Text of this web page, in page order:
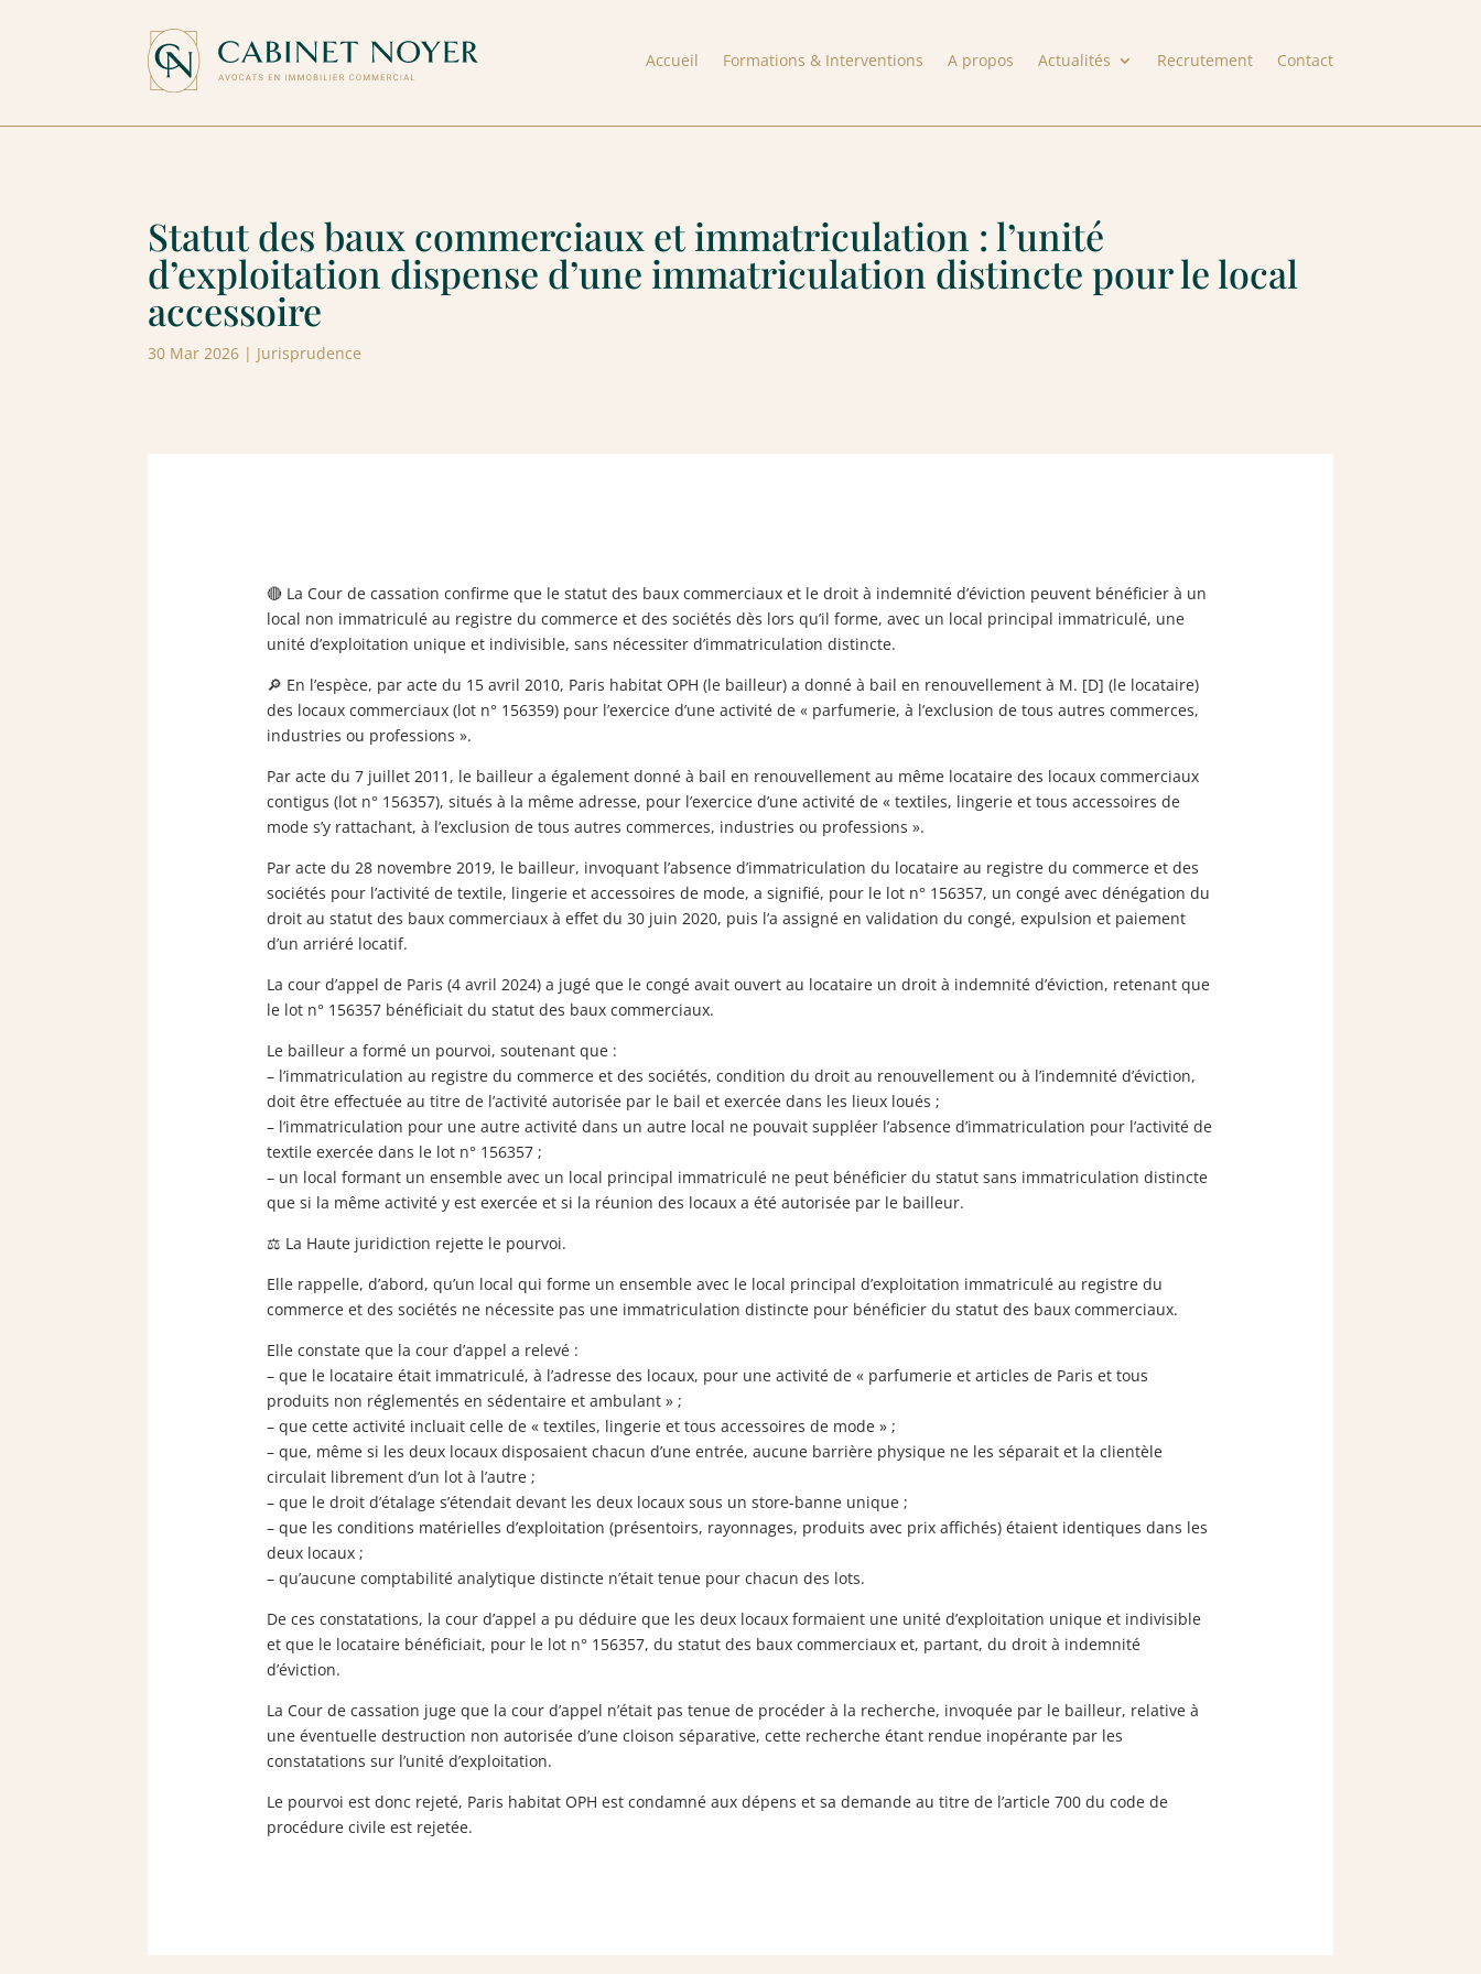
Accueil Formations & Interventions A propos Actualités Recrutement Contact
Statut des baux commerciaux et immatriculation : l’unité
d’exploitation dispense d’une immatriculation distincte pour le local
accessoire
30 Mar 2026 | Jurisprudence
🔴 La Cour de cassation confirme que le statut des baux commerciaux et le droit à indemnité d’éviction peuvent bénéficier à un
local non immatriculé au registre du commerce et des sociétés dès lors qu’il forme, avec un local principal immatriculé, une
unité d’exploitation unique et indivisible, sans nécessiter d’immatriculation distincte.
🔎 En l’espèce, par acte du 15 avril 2010, Paris habitat OPH (le bailleur) a donné à bail en renouvellement à M. [D] (le locataire)
des locaux commerciaux (lot n° 156359) pour l’exercice d’une activité de « parfumerie, à l’exclusion de tous autres commerces,
industries ou professions ».
Par acte du 7 juillet 2011, le bailleur a également donné à bail en renouvellement au même locataire des locaux commerciaux
contigus (lot n° 156357), situés à la même adresse, pour l’exercice d’une activité de « textiles, lingerie et tous accessoires de
mode s’y rattachant, à l’exclusion de tous autres commerces, industries ou professions ».
Par acte du 28 novembre 2019, le bailleur, invoquant l’absence d’immatriculation du locataire au registre du commerce et des
sociétés pour l’activité de textile, lingerie et accessoires de mode, a signifié, pour le lot n° 156357, un congé avec dénégation du
droit au statut des baux commerciaux à effet du 30 juin 2020, puis l’a assigné en validation du congé, expulsion et paiement
d’un arriéré locatif.
La cour d’appel de Paris (4 avril 2024) a jugé que le congé avait ouvert au locataire un droit à indemnité d’éviction, retenant que
le lot n° 156357 bénéficiait du statut des baux commerciaux.
Le bailleur a formé un pourvoi, soutenant que :
– l’immatriculation au registre du commerce et des sociétés, condition du droit au renouvellement ou à l’indemnité d’éviction,
doit être effectuée au titre de l’activité autorisée par le bail et exercée dans les lieux loués ;
– l’immatriculation pour une autre activité dans un autre local ne pouvait suppléer l’absence d’immatriculation pour l’activité de
textile exercée dans le lot n° 156357 ;
– un local formant un ensemble avec un local principal immatriculé ne peut bénéficier du statut sans immatriculation distincte
que si la même activité y est exercée et si la réunion des locaux a été autorisée par le bailleur.
⚖ La Haute juridiction rejette le pourvoi.
Elle rappelle, d’abord, qu’un local qui forme un ensemble avec le local principal d’exploitation immatriculé au registre du
commerce et des sociétés ne nécessite pas une immatriculation distincte pour bénéficier du statut des baux commerciaux.
Elle constate que la cour d’appel a relevé :
– que le locataire était immatriculé, à l’adresse des locaux, pour une activité de « parfumerie et articles de Paris et tous
produits non réglementés en sédentaire et ambulant » ;
– que cette activité incluait celle de « textiles, lingerie et tous accessoires de mode » ;
– que, même si les deux locaux disposaient chacun d’une entrée, aucune barrière physique ne les séparait et la clientèle
circulait librement d’un lot à l’autre ;
– que le droit d’étalage s’étendait devant les deux locaux sous un store-banne unique ;
– que les conditions matérielles d’exploitation (présentoirs, rayonnages, produits avec prix affichés) étaient identiques dans les
deux locaux ;
– qu’aucune comptabilité analytique distincte n’était tenue pour chacun des lots.
De ces constatations, la cour d’appel a pu déduire que les deux locaux formaient une unité d’exploitation unique et indivisible
et que le locataire bénéficiait, pour le lot n° 156357, du statut des baux commerciaux et, partant, du droit à indemnité
d’éviction.
La Cour de cassation juge que la cour d’appel n’était pas tenue de procéder à la recherche, invoquée par le bailleur, relative à
une éventuelle destruction non autorisée d’une cloison séparative, cette recherche étant rendue inopérante par les
constatations sur l’unité d’exploitation.
Le pourvoi est donc rejeté, Paris habitat OPH est condamné aux dépens et sa demande au titre de l’article 700 du code de
procédure civile est rejetée.